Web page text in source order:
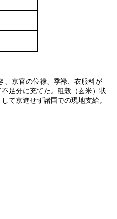
、京官の位禄、季禄、衣服料が
足分に充てた。租穀（玄米）状
て京進せず諸国での現地支給。